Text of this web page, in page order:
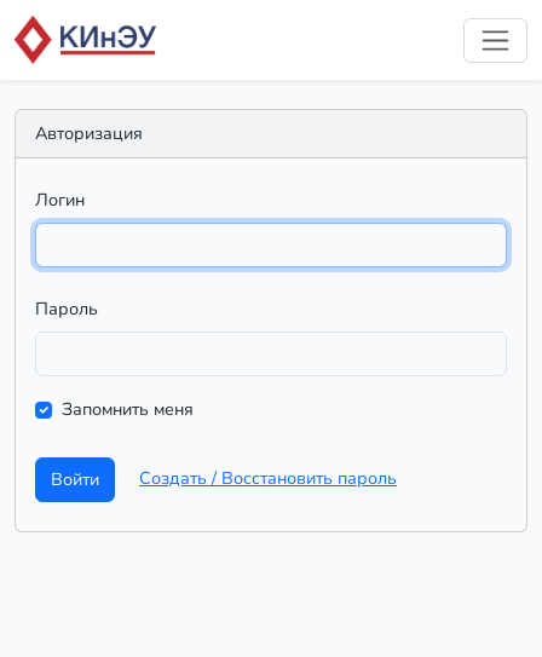
Авторизация
Логин
Пароль
Запомнить меня
Войти Создать / Восстановить пароль